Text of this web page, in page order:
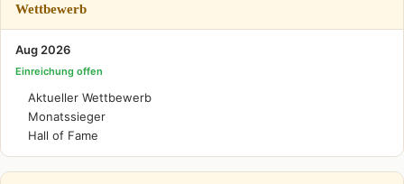
Wettbewerb
Aug 2026
Einreichung offen
Aktueller Wettbewerb
Monatssieger
Hall of Fame